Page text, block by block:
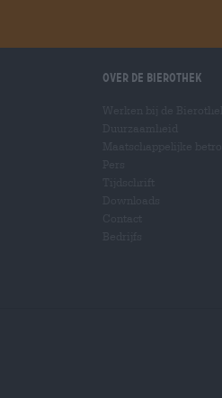
Over de Bierothek